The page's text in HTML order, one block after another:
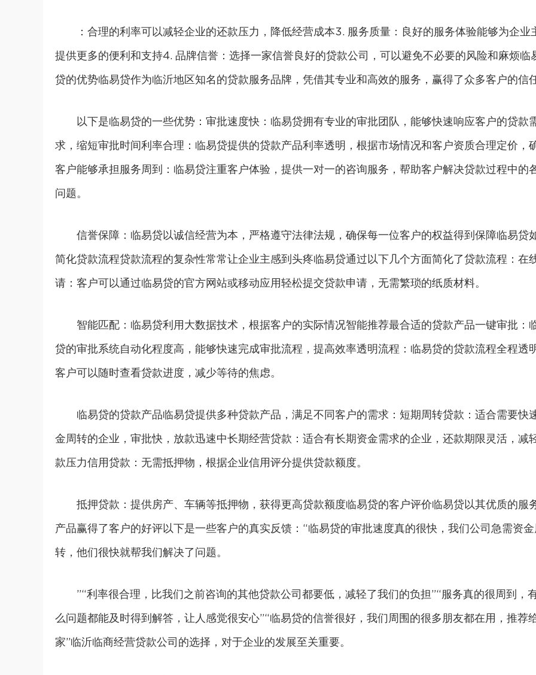
：合理的利率可以减轻企业的还款压力，降低经营成本3. 服务质量：良好的服务体验能够为企业
提供更多的便利和支持4. 品牌信誉：选择一家信誉良好的贷款公司，可以避免不必要的风险和麻烦临
贷的优势临易贷作为临沂地区知名的贷款服务品牌，凭借其专业和高效的服务，赢得了众多客户的信
以下是临易贷的一些优势：审批速度快：临易贷拥有专业的审批团队，能够快速响应客户的贷款
求，缩短审批时间利率合理：临易贷提供的贷款产品利率透明，根据市场情况和客户资质合理定价，
客户能够承担服务周到：临易贷注重客户体验，提供一对一的咨询服务，帮助客户解决贷款过程中的
问题。
信誉保障：临易贷以诚信经营为本，严格遵守法律法规，确保每一位客户的权益得到保障临易贷
简化贷款流程贷款流程的复杂性常常让企业主感到头疼临易贷通过以下几个方面简化了贷款流程：在
请：客户可以通过临易贷的官方网站或移动应用轻松提交贷款申请，无需繁琐的纸质材料。
智能匹配：临易贷利用大数据技术，根据客户的实际情况智能推荐最合适的贷款产品一键审批：
贷的审批系统自动化程度高，能够快速完成审批流程，提高效率透明流程：临易贷的贷款流程全程透
客户可以随时查看贷款进度，减少等待的焦虑。
临易贷的贷款产品临易贷提供多种贷款产品，满足不同客户的需求：短期周转贷款：适合需要快
金周转的企业，审批快，放款迅速中长期经营贷款：适合有长期资金需求的企业，还款期限灵活，减
款压力信用贷款：无需抵押物，根据企业信用评分提供贷款额度。
抵押贷款 ：提供房产、车辆等抵押物，获得更高贷款额度临易贷的客户评价临易贷以其优质的服
产品赢得了客户的好评以下是一些客户的真实反馈：“临易贷的审批速度真的很快，我们公司急需资
转，他们很快就帮我们解决了问题。
”“利率很合理，比我们之前咨询的其他贷款公司都要低，减轻了我们的负担”“服务真的很周到，
么问题都能及时得到解答，让人感觉很安心”“临易贷的信誉很好，我们周围的很多朋友都在用，推荐
家”临沂临商经营贷款公司的选择，对于企业的发展至关重要。